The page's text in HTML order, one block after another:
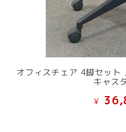
オフィスチェア 4脚セット
キャス
¥